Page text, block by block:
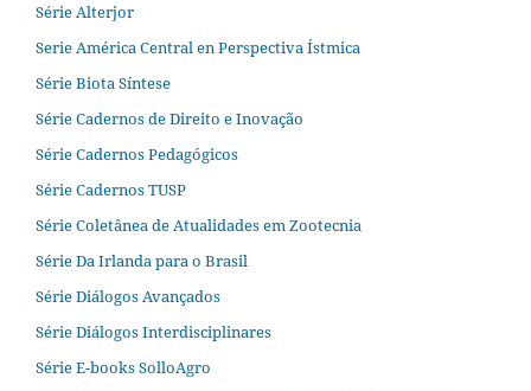
Série Alterjor
Serie América Central en Perspectiva Ístmica
Série Biota Síntese
Série Cadernos de Direito e Inovação
Série Cadernos Pedagógicos
Série Cadernos TUSP
Série Coletânea de Atualidades em Zootecnia
Série Da Irlanda para o Brasil
Série Diálogos Avançados
Série Diálogos Interdisciplinares
Série E-books SolloAgro